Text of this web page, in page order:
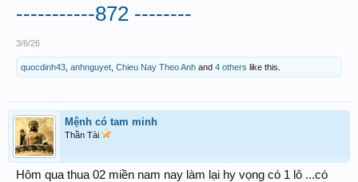
-----------872 --------
3/6/26
quocdinh43 anhnguyet Chieu Nay Theo Anh and 4 others like this.
Mệnh có tam minh
Thần Tài
Hôm qua thua 02 miền nam nay làm lại hy vọng có 1 lô ...có